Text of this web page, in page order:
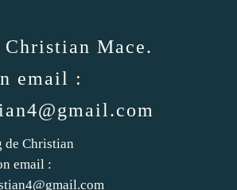
Mace.
email :